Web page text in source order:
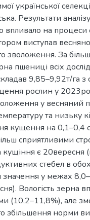
української
Результати
впливало на
виступав
зволоження. За
пшениці всіх
9,85–9,92т/га
рослин у
у весняний
та низьку
кущення на
сприятливими
є 20вересня
стебел в
значення у межах
Вологість зерна
(10,2–11,8%), але
збільшення норми